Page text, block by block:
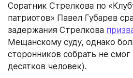
Соратник Стрелкова по
патриотов» Павел Губарев
задержания Стрелкова
Мещанскому суду, однако
сторонников собрать не
десятков человек).